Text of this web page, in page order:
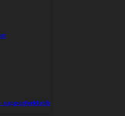
supporterklubb